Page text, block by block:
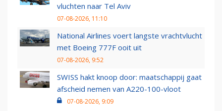
vluchten naar Tel Aviv
07-08-2026, 11:10
National Airlines voert langste vrachtvlucht
met Boeing 777F ooit uit
07-08-2026, 9:52
SWISS hakt knoop door: maatschappij gaat
afscheid nemen van A220-100-vloot
07-08-2026, 9:09